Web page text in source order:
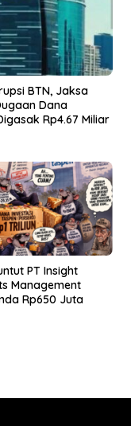
BTN, Jaksa
Dana
Rp4.67 Miliar
PT Insight
Management
Rp650 Juta